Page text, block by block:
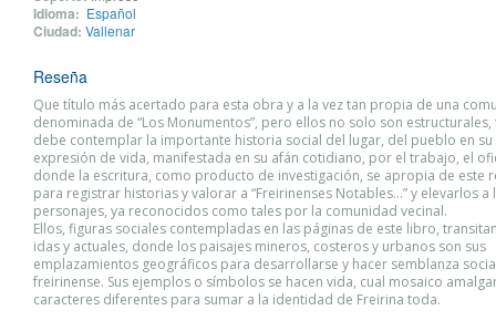
Idioma: Español
Ciudad: Vallenar
Reseña
Que título más acertado para esta obra y a la vez tan propia de una
denominada de “Los Monumentos”, pero ellos no solo son
debe contemplar la importante historia social del lugar, del pueblo en
expresión de vida, manifestada en su afán cotidiano, por el trabajo, el
donde la escritura, como producto de investigación, se apropia de este
para registrar historias y valorar a “Freirinenses Notables…” y elevarlos a
personajes, ya reconocidos como tales por la comunidad vecinal.
Ellos, figuras sociales contempladas en las páginas de este libro,
idas y actuales, donde los paisajes mineros, costeros y urbanos son sus
emplazamientos geográficos para desarrollarse y hacer semblanza
freirinense. Sus ejemplos o símbolos se hacen vida, cual mosaico
caracteres diferentes para sumar a la identidad de Freirina toda.